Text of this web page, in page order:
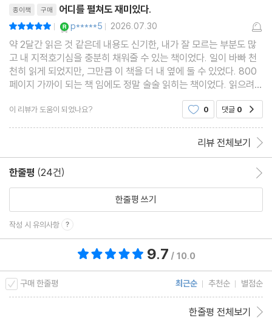
미국 원주민들이 문명을 이루지 못한 이유
러시아가 엄청나게 큰 땅을 갖게 된 이유
전쟁까지 불사하는 러시아의 저주받은 지정학
유럽에는 왜 이렇게 나라가 많을까?
남미 역사를 이해하기 위한 6가지 지리적 특성
이슬람의 폭발적인 팽창은 어떻게 가능했을까?
중국과 인도는 어떻게 압도적인 인구수를 갖게 된 걸까?
항구는 어떤 곳에 들어설까?
반중 vs 친중, 베트남의 딜레마
동남아 이해하기 ① 각 나라의 특징과 포지션
동남아 이해하기 ② 대륙권 국가 간의 관계
동남아 이해하기 ③ 해양권 국가 간의 관계
5장 부와 권력은 어떻게 움직이는가
종이책 구매 어디를 펼쳐도 재미있다.
| p*****5 | 2026.07.30
약 2달간 읽은 것 같은데 내용도 신기한, 내가 잘 모르는 부분도 많
고 내 지적호기심을 충분히 채워줄 수 있는 책이었다. 일이 바빠 천
천히 읽게 되었지만, 그만큼 이 책을 더 내 옆에 둘 수 있었다. 800
페이지 가까이 되는 책 임에도 정말 술술 읽히는 책이었다. 읽으려고
시작할 때마다 과연 이번엔 어떠한 내용으로 나를 즐겁게 할지 항상
기대가 되었다.
이 리뷰가 도움이 되었나요? 0 댓글 0
리뷰 전체보기
한줄평 (24건)
한줄평 쓰기
작성 시 유의사항
9.7 / 10.0
구매 한줄평 최근순 추천순 별점순
한줄평 전체보기